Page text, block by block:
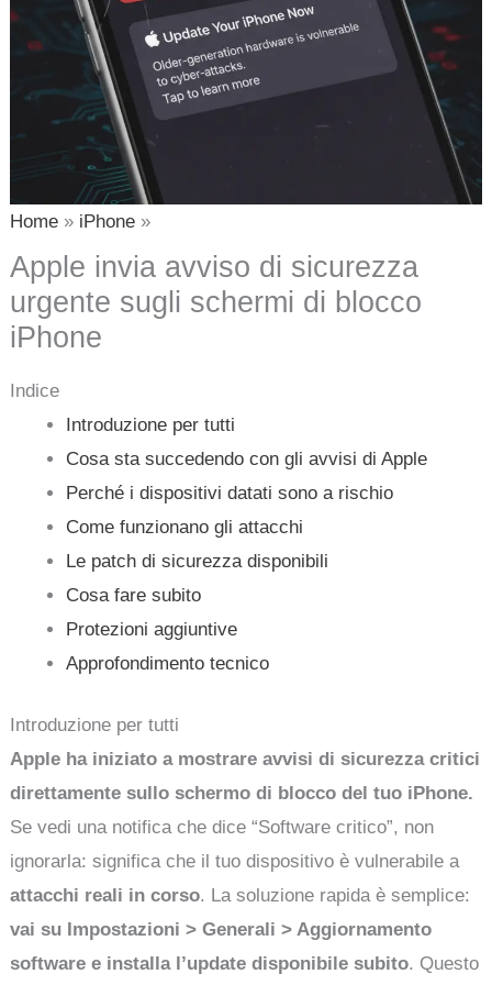
Home iPhone
Apple invia avviso di sicurezza
urgente sugli schermi di blocco
iPhone
Indice
Introduzione per tutti
Cosa sta succedendo con gli avvisi di Apple
Perché i dispositivi datati sono a rischio
Come funzionano gli attacchi
Le patch di sicurezza disponibili
Cosa fare subito
Protezioni aggiuntive
Approfondimento tecnico
Introduzione per tutti
Apple ha iniziato a mostrare avvisi di sicurezza critici
direttamente sullo schermo di blocco del tuo iPhone.
Se vedi una notifica che dice “Software critico”, non
ignorarla: significa che il tuo dispositivo è vulnerabile a
attacchi reali in corso. La soluzione rapida è semplice:
vai su Impostazioni > Generali > Aggiornamento
software e installa l’update disponibile subito. Questo